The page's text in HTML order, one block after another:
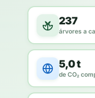
237
árvores a
5,0 t
de CO₂